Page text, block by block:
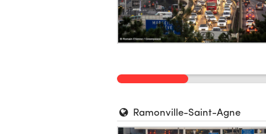
Ramonville-Saint-Agne